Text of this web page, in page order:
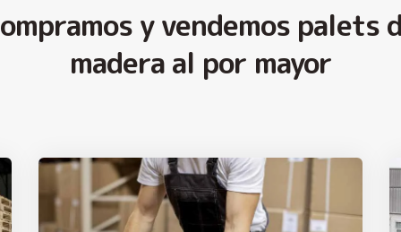
y vendemos palets
madera al por mayor